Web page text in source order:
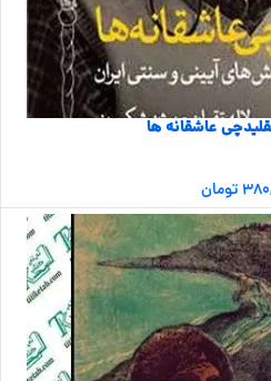
عاشقانه ها
تومان